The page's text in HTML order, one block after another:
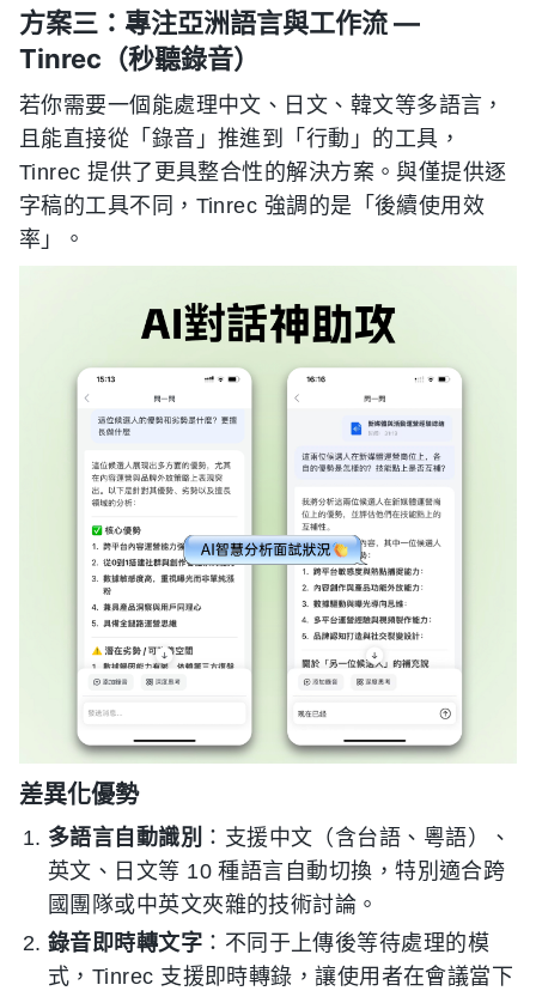
方案三：專注亞洲語言與工作流 —
Tinrec（秒聽錄音）
若你需要一個能處理中文、日文、韓文等多語言，
且能直接從「錄音」推進到「行動」的工具，
Tinrec 提供了更具整合性的解決方案。與僅提供逐
字稿的工具不同，Tinrec 強調的是「後續使用效
率」。
差異化優勢
多語言自動識別 ：支援中文（含台語、粵語）、
英文、日文等 10 種語言自動切換，特別適合跨
國團隊或中英文夾雜的技術討論。
錄音即時轉文字 ：不同于上傳後等待處理的模
式，Tinrec 支援即時轉錄，讓使用者在會議當下